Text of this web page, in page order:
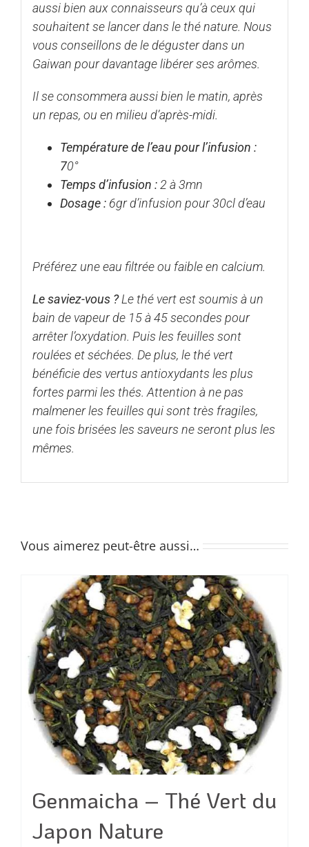
aussi bien aux connaisseurs qu’à ceux qui
souhaitent se lancer dans le thé nature. Nous
vous conseillons de le déguster dans un
Gaiwan pour davantage libérer ses arômes.
Il se consommera aussi bien le matin, après
un repas, ou en milieu d’après-midi.
Température de l’eau pour l’infusion :
70°
Temps d’infusion :2 à 3mn
Dosage : 6gr d’infusion pour 30cl d’eau
Préférez une eau filtrée ou faible en calcium.
Le saviez-vous ?Le thé vert est soumis à un
bain de vapeur de 15 à 45 secondes pour
arrêter l’oxydation. Puis les feuilles sont
roulées et séchées. De plus, le thé vert
bénéficie des vertus antioxydants les plus
fortes parmi les thés. Attention à ne pas
malmener les feuilles qui sont très fragiles,
une fois brisées les saveurs ne seront plus les
mêmes.
Vous aimerez peut-être aussi…
Genmaicha – Thé Vert du
Japon Nature